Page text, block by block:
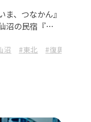
属 #フライパンジュウ
ま、つなかん』
沼の民宿『唐
沼 #東北 #復興